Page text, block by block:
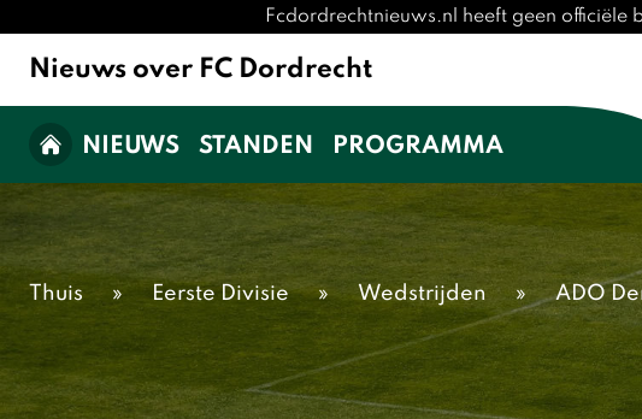
Fcdordrechtnieuws.nl heeft geen
Nieuws over FC Dordrecht
NIEUWS STANDEN PROGRAMMA
Thuis » Eerste Divisie » Wedstrijden » ADO